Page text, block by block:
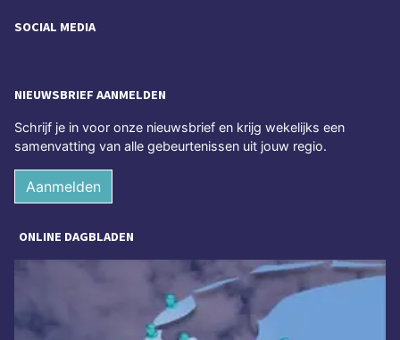
SOCIAL MEDIA
NIEUWSBRIEF AANMELDEN
Schrijf je in voor onze nieuwsbrief en krijg wekelijks een
samenvatting van alle gebeurtenissen uit jouw regio.
Aanmelden
ONLINE DAGBLADEN